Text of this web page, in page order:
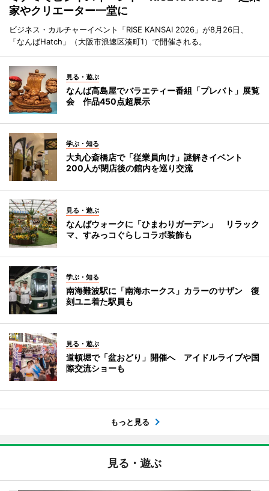
家やクリエーター一堂に
ビジネス・カルチャーイベント「RISE KANSAI 2026」が8月26日、
「なんばHatch」（大阪市浪速区湊町1）で開催される。
見る・遊ぶ
なんば高島屋でバラエティー番組「プレバト」展覧
会 作品450点超展示
学ぶ・知る
大丸心斎橋店で「従業員向け」謎解きイベント
200人が閉店後の館内を巡り交流
見る・遊ぶ
なんばウォークに「ひまわりガーデン」 リラック
マ、すみっコぐらしコラボ装飾も
学ぶ・知る
南海難波駅に「南海ホークス」カラーのサザン 復
刻ユニ着た駅員も
見る・遊ぶ
道頓堀で「盆おどり」開催へ アイドルライブや国
際交流ショーも
もっと見る
見る・遊ぶ